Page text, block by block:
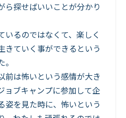
ら探せばいいことが分かり
いるのではなくて、楽しく
きていく事ができるという
前は怖いという感情が大き
ョブキャンプに参加して企
姿を見た時に、怖いという